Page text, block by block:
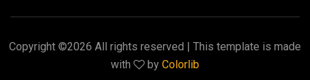
Copyright ©2026 All rights reserved | This template is made
with
by Colorlib